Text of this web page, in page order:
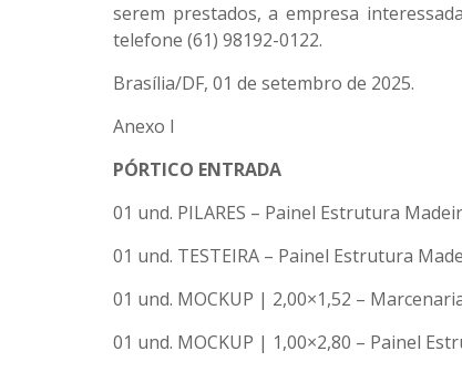
serem prestados, a empresa
telefone (61) 98192-0122.
Brasília/DF, 01 de setembro de 2025.
Anexo I
PÓRTICO ENTRADA
01 und. PILARES – Painel Estrutura
01 und. TESTEIRA – Painel Estrutura
01 und. MOCKUP | 2,00×1,52 –
01 und. MOCKUP | 1,00×2,80 – Painel